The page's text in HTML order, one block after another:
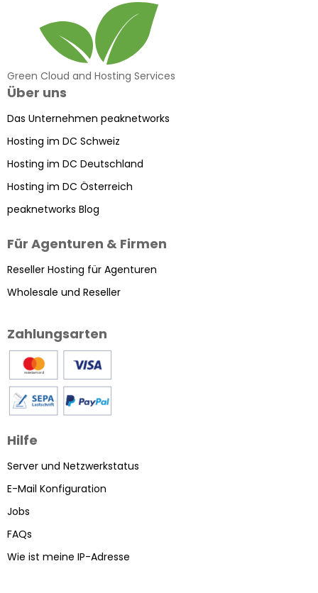
Green Cloud and Hosting Services
Über uns
Das Unternehmen peaknetworks
Hosting im DC Schweiz
Hosting im DC Deutschland
Hosting im DC Österreich
peaknetworks Blog
Für Agenturen & Firmen
Reseller Hosting für Agenturen
Wholesale und Reseller
Zahlungsarten
Hilfe
Server und Netzwerkstatus
E-Mail Konfiguration
Jobs
FAQs
Wie ist meine IP-Adresse